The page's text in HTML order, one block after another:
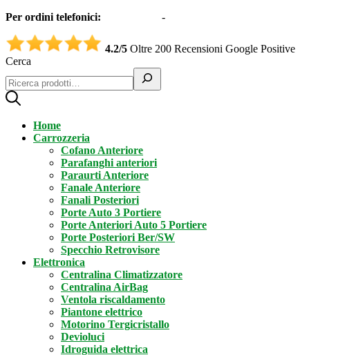
Per ordini telefonici: -
4.2/5 Oltre 200 Recensioni Google Positive
Cerca
Home
Carrozzeria
Cofano Anteriore
Parafanghi anteriori
Paraurti Anteriore
Fanale Anteriore
Fanali Posteriori
Porte Auto 3 Portiere
Porte Anteriori Auto 5 Portiere
Porte Posteriori Ber/SW
Specchio Retrovisore
Elettronica
Centralina Climatizzatore
Centralina AirBag
Ventola riscaldamento
Piantone elettrico
Motorino Tergicristallo
Devioluci
Idroguida elettrica